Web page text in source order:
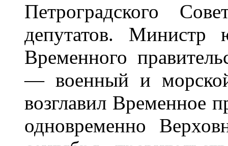
Петроградского
депутатов. Министр
Временного
— военный и
возглавил Временное
одновременно